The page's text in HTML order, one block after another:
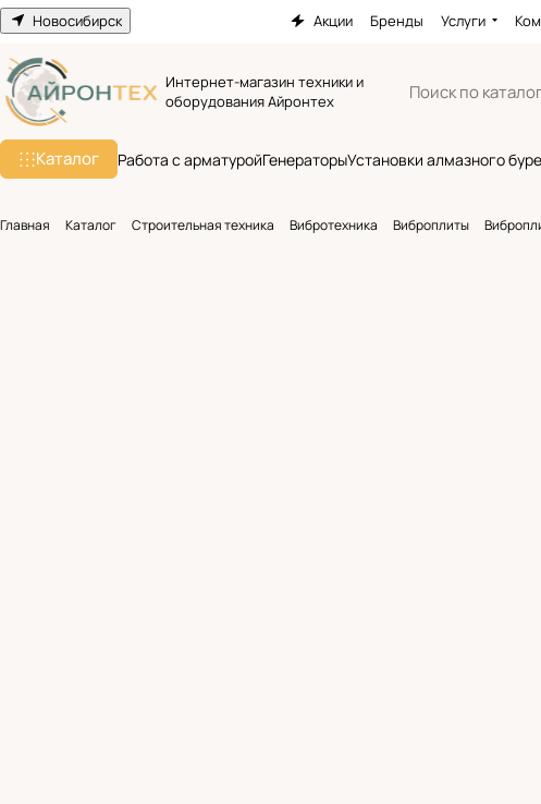
Новосибирск Акции Бренды Услуги
Интернет-магазин техники и
оборудования Айронтех
Каталог Работа с арматуройГенераторыУстановки алмазного
Главная Каталог Строительная техника Вибротехника Виброплиты